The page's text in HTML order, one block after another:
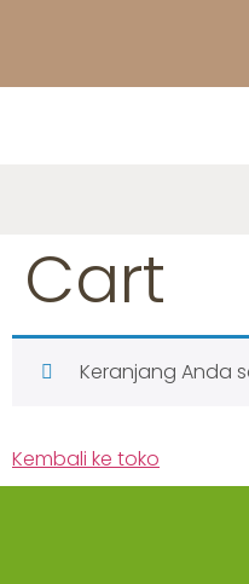
Cart
Keranjang Anda
Kembali ke toko